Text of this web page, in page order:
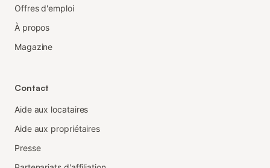
Offres d'emploi
À propos
Magazine
Contact
Aide aux locataires
Aide aux propriétaires
Presse